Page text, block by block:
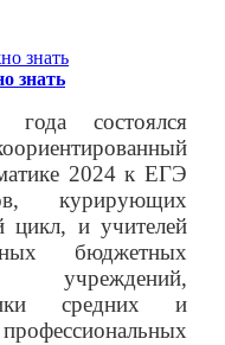
знать
состоялся
2024 к ЕГЭ
курирующих
цикл, и учителей
бюджетных
учреждений,
средних и